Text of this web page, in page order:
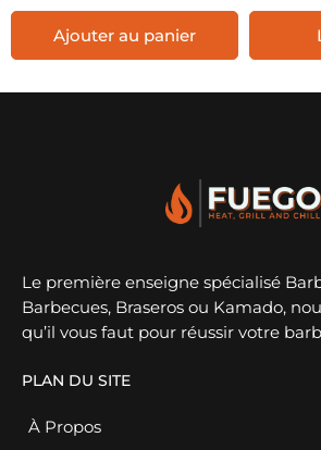
Ajouter au panier
Le première enseigne spécialisé
Barbecues, Braseros ou Kamado,
qu’il vous faut pour réussir votre
PLAN DU SITE
À Propos